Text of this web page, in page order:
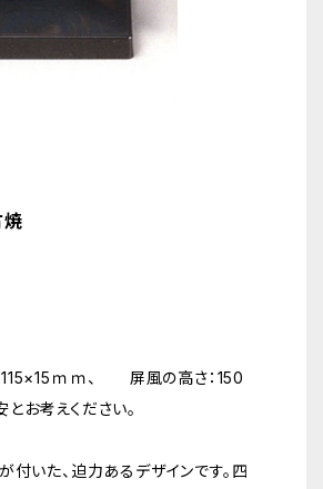
ｍｍ、 屏風の高さ：150
とお考えください。
いた、迫力あるデザインです。四